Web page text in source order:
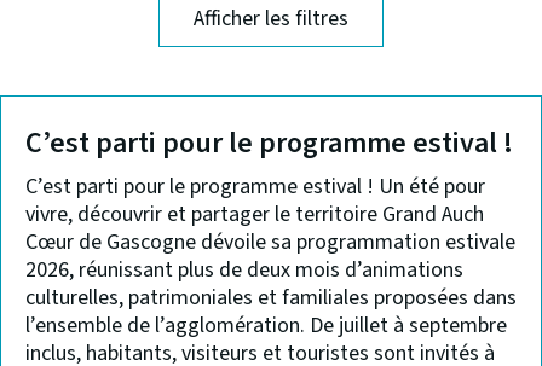
Afficher les filtres
C’est parti pour le programme estival !
C’est parti pour le programme estival ! Un été pour
vivre, découvrir et partager le territoire Grand Auch
Cœur de Gascogne dévoile sa programmation estivale
2026, réunissant plus de deux mois d’animations
culturelles, patrimoniales et familiales proposées dans
l’ensemble de l’agglomération. De juillet à septembre
inclus, habitants, visiteurs et touristes sont invités à